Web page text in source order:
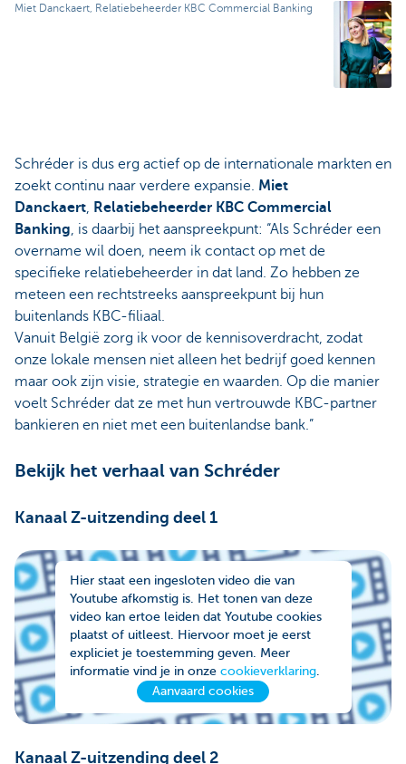
Miet Danckaert, Relatiebeheerder KBC Commercial Banking
Schréder is dus erg actief op de internationale markten en
zoekt continu naar verdere expansie. Miet
Danckaert, Relatiebeheerder KBC Commercial
Banking, is daarbij het aanspreekpunt: “Als Schréder een
overname wil doen, neem ik contact op met de
specifieke relatiebeheerder in dat land. Zo hebben ze
meteen een rechtstreeks aanspreekpunt bij hun
buitenlands KBC-filiaal.
Vanuit België zorg ik voor de kennisoverdracht, zodat
onze lokale mensen niet alleen het bedrijf goed kennen
maar ook zijn visie, strategie en waarden. Op die manier
voelt Schréder dat ze met hun vertrouwde KBC-partner
bankieren en niet met een buitenlandse bank.”
Bekijk het verhaal van Schréder
Kanaal Z-uitzending deel 1
Hier staat een ingesloten video die van
Youtube afkomstig is. Het tonen van deze
video kan ertoe leiden dat Youtube cookies
plaatst of uitleest. Hiervoor moet je eerst
expliciet je toestemming geven. Meer
informatie vind je in onze cookieverklaring.
Aanvaard cookies
Kanaal Z-uitzending deel 2